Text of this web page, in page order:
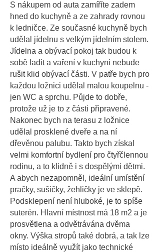
S nákupem od auta zamíříte zadem
hned do kuchyně a ze zahrady rovnou
k ledničce. Ze současné kuchyně bych
udělal jídelnu s velkým jídelním stolem.
Jídelna a obývací pokoj tak budou k
sobě ladit a vaření v kuchyni nebude
rušit klid obývací části. V patře bych pro
každou ložnici udělal malou koupelnu -
jen WC a sprchu. Půjde to dobře,
protože už je to z části připravené.
Nakonec bych na terasu z ložnice
udělal prosklené dveře a na ní
dřevěnou palubu. Takto bych získal
velmi komfortní bydlení pro čtyřčlennou
rodinu, a to klidně i s dospělými dětmi.
A abych nezapomněl, ideální umístění
pračky, sušičky, žehličky je ve sklepě.
Podsklepení není hluboké, je to spíše
suterén. Hlavní místnost má 18 m2 a je
prosvětlena a odvětrávána dvěma
okny. Výška stropů také dobrá, a tak lze
místo ideálně využít jako technické